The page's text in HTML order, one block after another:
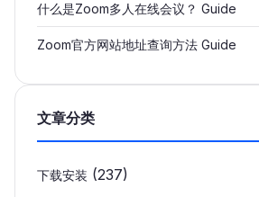
什么是Zoom多人在线会议？ Guide
Zoom官方网站地址查询方法 Guide
文章分类
下载安装 (237)